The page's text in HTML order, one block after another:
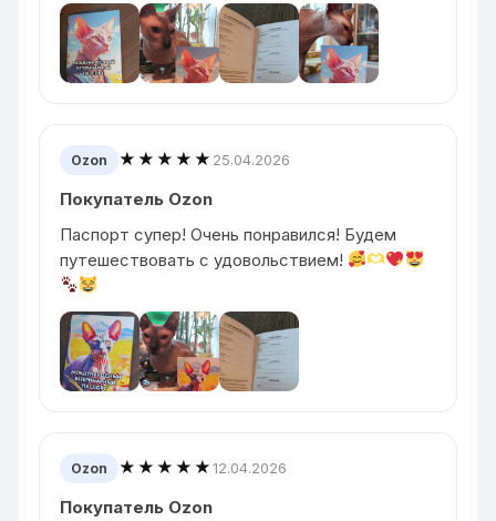
Ozon ★★★★★ 25.04.2026
Покупатель Ozon
Паспорт супер! Очень понравился! Будем
путешествовать с удовольствием!
Ozon ★★★★★12.04.2026
Покупатель Ozon